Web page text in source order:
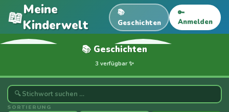
📖Meine
Kinderwelt
📚
Geschichten
🔑
Anmelden
📚 Geschichten
3 verfügbar ✨
SORTIERUNG